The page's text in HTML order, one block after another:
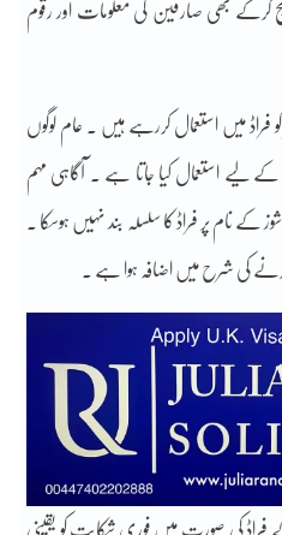
بھی صارفین کی معلومات اور رقوم
کو فراڈ میں استعمال کررہے ہیں ۔ عام لوگوں
کے لیے استعمال کیا جاتا ہے ۔ آگاہی مہم
کے نام پر فراڈ کا سلسلہ بند نہیں ہوسکا ۔
کی شرح میں اضافہ ہوا ہے ۔
فراڈ کی صورت میں فوری شکایت کو یقینی